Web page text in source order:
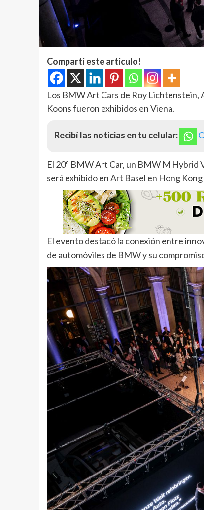
Compartí este artículo!
Los BMW Art Cars de Roy
Koons fueron exhibidos en Viena.
Recibí las noticias en tu celular:
El 20º BMW Art Car, un BMW M Hybrid
será exhibido en Art Basel en Hong Kong
El evento destacó la conexión entre
de automóviles de BMW y su